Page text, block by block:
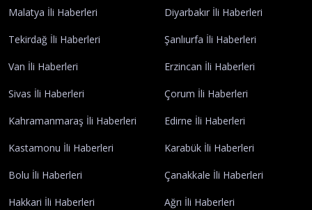
Malatya İli Haberleri Diyarbakır İli Haberleri
Tekirdağ İli Haberleri Şanlıurfa İli Haberleri
Van İli Haberleri Erzincan İli Haberleri
Sivas İli Haberleri Çorum İli Haberleri
Kahramanmaraş İli Haberleri Edirne İli Haberleri
Kastamonu İli Haberleri Karabük İli Haberleri
Bolu İli Haberleri Çanakkale İli Haberleri
Hakkari İli Haberleri Ağrı İli Haberleri